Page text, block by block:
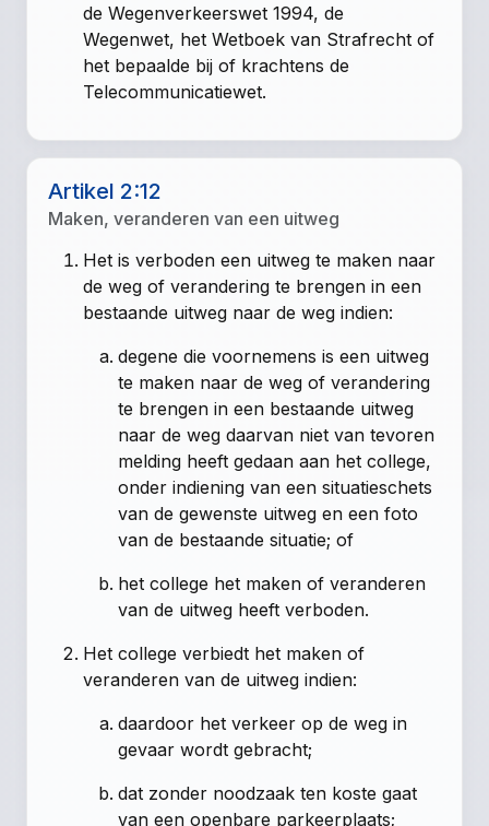
de Wegenverkeerswet 1994, de
Wegenwet, het Wetboek van Strafrecht of
het bepaalde bij of krachtens de
Telecommunicatiewet.
Artikel 2:12
Maken, veranderen van een uitweg
Het is verboden een uitweg te maken naar
de weg of verandering te brengen in een
bestaande uitweg naar de weg indien:
degene die voornemens is een uitweg
te maken naar de weg of verandering
te brengen in een bestaande uitweg
naar de weg daarvan niet van tevoren
melding heeft gedaan aan het college,
onder indiening van een situatieschets
van de gewenste uitweg en een foto
van de bestaande situatie; of
het college het maken of veranderen
van de uitweg heeft verboden.
Het college verbiedt het maken of
veranderen van de uitweg indien:
daardoor het verkeer op de weg in
gevaar wordt gebracht;
dat zonder noodzaak ten koste gaat
van een openbare parkeerplaats;